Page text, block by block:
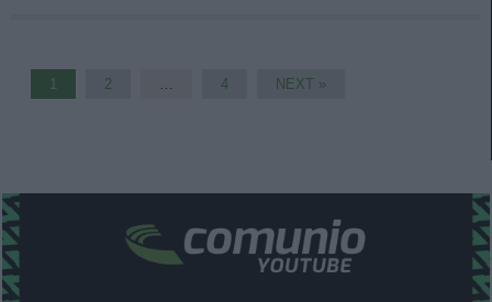
1 2 4 NEXT »